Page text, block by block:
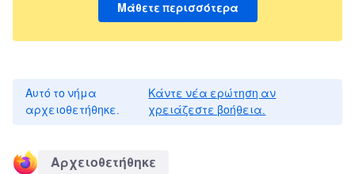
Μάθετε περισσότερα
Αυτό το νήμα
αρχειοθετήθηκε.
Κάντε νέα ερώτηση αν
χρειάζεστε βοήθεια.
Αρχειοθετήθηκε